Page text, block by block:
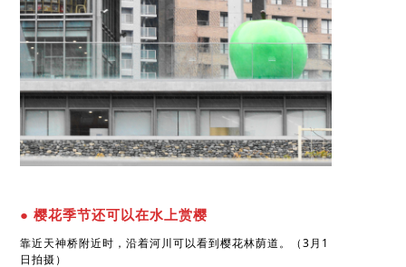
● 樱花季节还可以在水上赏樱
靠近天神桥附近时，沿着河川可以看到樱花林荫道。（3月1
日拍摄）